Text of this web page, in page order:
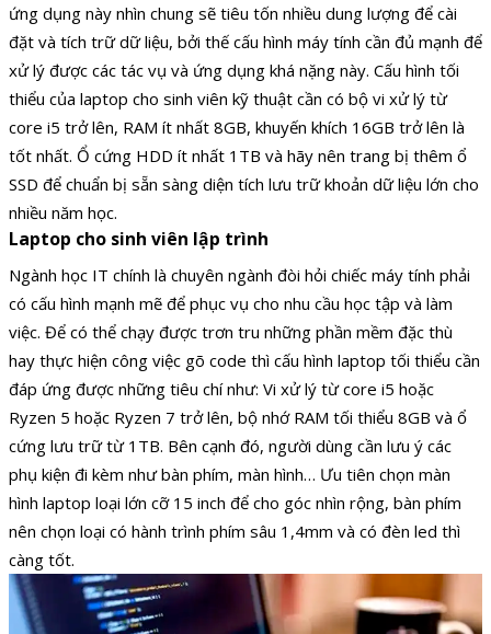
ứng dụng này nhìn chung sẽ tiêu tốn nhiều dung lượng để cài
đặt và tích trữ dữ liệu, bởi thế cấu hình máy tính cần đủ mạnh để
xử lý được các tác vụ và ứng dụng khá nặng này. Cấu hình tối
thiểu của laptop cho sinh viên kỹ thuật cần có bộ vi xử lý từ
core i5 trở lên, RAM ít nhất 8GB, khuyến khích 16GB trở lên là
tốt nhất. Ổ cứng HDD ít nhất 1TB và hãy nên trang bị thêm ổ
SSD để chuẩn bị sẵn sàng diện tích lưu trữ khoản dữ liệu lớn cho
nhiều năm học.
Laptop cho sinh viên lập trình
Ngành học IT chính là chuyên ngành đòi hỏi chiếc máy tính phải
có cấu hình mạnh mẽ để phục vụ cho nhu cầu học tập và làm
việc. Để có thể chạy được trơn tru những phần mềm đặc thù
hay thực hiện công việc gõ code thì cấu hình laptop tối thiểu cần
đáp ứng được những tiêu chí như: Vi xử lý từ core i5 hoặc
Ryzen 5 hoặc Ryzen 7 trở lên, bộ nhớ RAM tối thiểu 8GB và ổ
cứng lưu trữ từ 1TB. Bên cạnh đó, người dùng cần lưu ý các
phụ kiện đi kèm như bàn phím, màn hình… Ưu tiên chọn màn
hình laptop loại lớn cỡ 15 inch để cho góc nhìn rộng, bàn phím
nên chọn loại có hành trình phím sâu 1,4mm và có đèn led thì
càng tốt.